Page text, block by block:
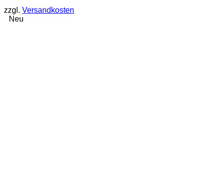
zzgl. Versandkosten
Neu